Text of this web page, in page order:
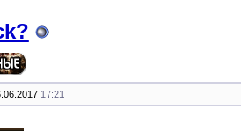
17:21